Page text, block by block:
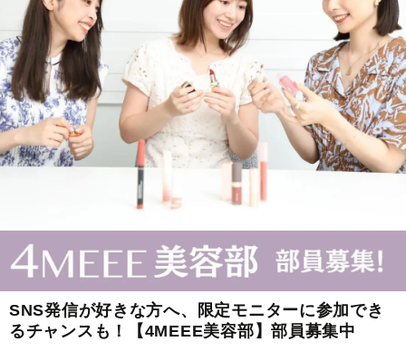
SNS発信が好きな方へ、限定モニターに参加でき
るチャンスも！【4MEEE美容部】部員募集中